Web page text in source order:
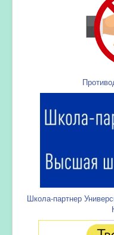
Школа-партнер